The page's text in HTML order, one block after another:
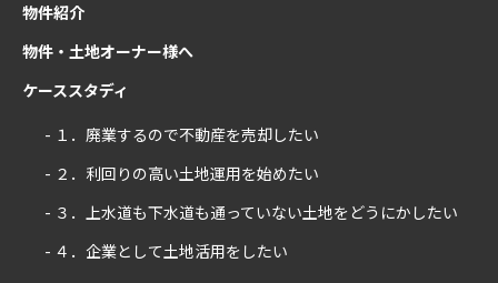
物件紹介
物件・土地オーナー様へ
ケーススタディ
- １．廃業するので不動産を売却したい
- ２．利回りの高い土地運用を始めたい
- ３．上水道も下水道も通っていない土地をどうにかしたい
- ４．企業として土地活用をしたい